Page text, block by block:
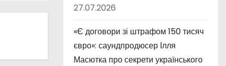
27.07.2026
«Є договори зі штрафом 150 тисяч
євро»: саундпродюсер Ілля
Масютка про секрети українського